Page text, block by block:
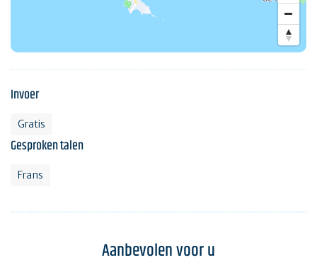
Invoer
Gratis
Gesproken talen
Frans
Aanbevolen voor u